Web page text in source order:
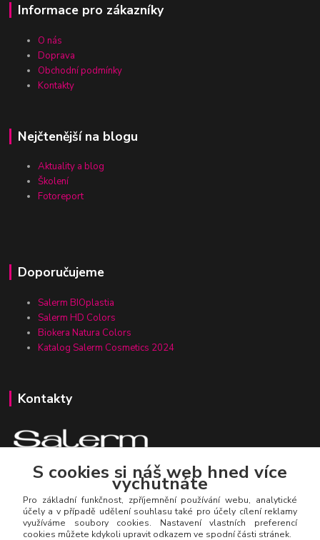
Informace pro zákazníky
O nás
Doprava
Obchodní podmínky
Kontakty
Nejčtenější na blogu
Aktuality a blog
Školení
Fotoreport
Doporučujeme
Salerm BIOplastia
Salerm HD Colors
Biokera Natura Colors
Katalog Salerm Cosmetics 2024
Kontakty
Zákaznická linka Salerm.cz
+420 777 271 199
salerm@salerm.cz
S cookies si náš web hned více
vychutnáte
Pro základní funkčnost, zpříjemnění používání webu, analytické
účely a v případě udělení souhlasu také pro účely cílení reklamy
využíváme soubory cookies. Nastavení vlastních preferencí
cookies můžete kdykoli upravit odkazem ve spodní části stránek.